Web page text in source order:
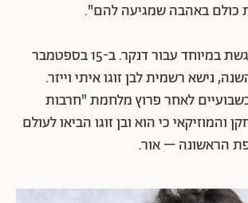
כולם באהבה שמגיעה להם".
זו הייתה שנה מרגשת במיוחד עבור דנקר. ב-15 בספטמבר
השנה, נישא רשמית לבן זוגו איתי וייזר.
כשבועיים לאחר פרוץ מלחמת "חרבות
והמוזיקאי כי הוא ובן זוגו הביאו לעולם
הראשונה – אור.